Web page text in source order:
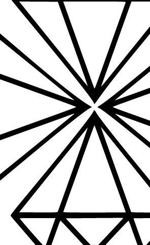
produkcija
kokybės produktus nagams,
3000 produktų visiems Jūsų poreikiams
vietoje ir pristatome visoje